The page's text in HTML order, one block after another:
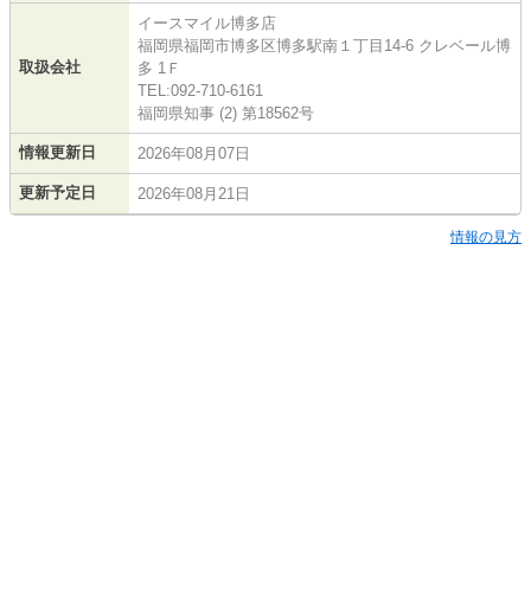
取扱会社
イースマイル博多店
福岡県福岡市博多区博多駅南１丁目14-6 クレベール博
多 1Ｆ
TEL:092-710-6161
福岡県知事 (2) 第18562号
情報更新日 2026年08月07日
更新予定日 2026年08月21日
情報の見方